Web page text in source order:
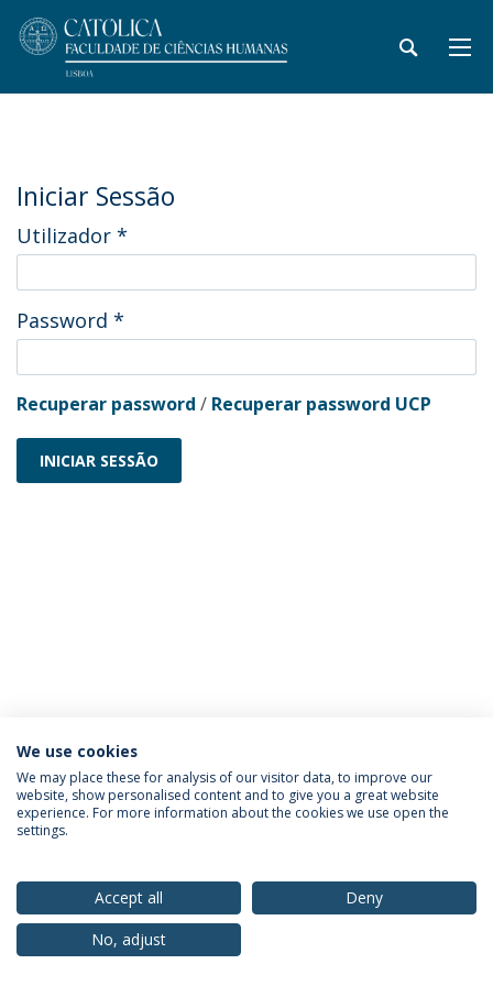
Iniciar Sessão
Utilizador *
Password *
Recuperar password / Recuperar password UCP
INICIAR SESSÃO
Política de Privacidade
Termos & Condições
Direitos do Titular dos Dados
© 2026 Universidade Católica Portuguesa
We use cookies
We may place these for analysis of our visitor data, to improve our
website, show personalised content and to give you a great website
experience. For more information about the cookies we use open the
settings.
Accept all
Deny
No, adjust